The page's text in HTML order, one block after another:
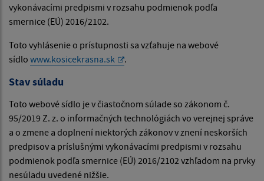
vykonávacími predpismi v rozsahu podmienok podľa
smernice (EÚ) 2016/2102.
Toto vyhlásenie o prístupnosti sa vzťahuje na webové
sídlo www.kosicekrasna.sk .
Stav súladu
Toto webové sídlo je v čiastočnom súlade so zákonom č.
95/2019 Z. z. o informačných technológiách vo verejnej správe
a o zmene a doplnení niektorých zákonov v znení neskorších
predpisov a príslušnými vykonávacími predpismi v rozsahu
podmienok podľa smernice (EÚ) 2016/2102 vzhľadom na prvky
nesúladu uvedené nižšie.